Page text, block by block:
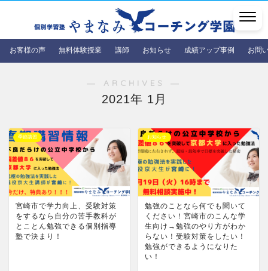
お客様の声 無料体験授業 講師 お知らせ 成績アップ事例 お問
― ARCHIVES ―
2021年 1月
季節講習
宮崎市で学力向上、受験対策
をするなら自分の苦手教科が
とことん勉強できる個別指導
塾で決まり！
お知らせ
勉強のことなら何でも聞いて
ください！宮崎市のこんな学
生向け→勉強のやり方がわか
らない！受験対策をしたい！
勉強ができるようになりた
い！